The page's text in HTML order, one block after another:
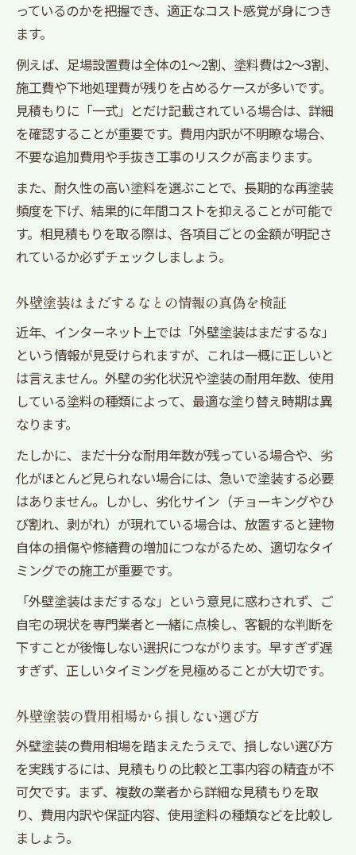
っているのかを把握でき、適正なコスト感覚が身につき
ます。
例えば、足場設置費は全体の1〜2割、塗料費は2〜3割、
施工費や下地処理費が残りを占めるケースが多いです。
見積もりに「一式」とだけ記載されている場合は、詳細
を確認することが重要です。費用内訳が不明瞭な場合、
不要な追加費用や手抜き工事のリスクが高まります。
また、耐久性の高い塗料を選ぶことで、長期的な再塗装
頻度を下げ、結果的に年間コストを抑えることが可能で
す。相見積もりを取る際は、各項目ごとの金額が明記さ
れているか必ずチェックしましょう。
外壁塗装はまだするなとの情報の真偽を検証
近年、インターネット上では「外壁塗装はまだするな」
という情報が見受けられますが、これは一概に正しいと
は言えません。外壁の劣化状況や塗装の耐用年数、使用
している塗料の種類によって、最適な塗り替え時期は異
なります。
たしかに、まだ十分な耐用年数が残っている場合や、劣
化がほとんど見られない場合には、急いで塗装する必要
はありません。しかし、劣化サイン（チョーキングやひ
び割れ、剥がれ）が現れている場合は、放置すると建物
自体の損傷や修繕費の増加につながるため、適切なタイ
ミングでの施工が重要です。
「外壁塗装はまだするな」という意見に惑わされず、ご
自宅の現状を専門業者と一緒に点検し、客観的な判断を
下すことが後悔しない選択につながります。早すぎず遅
すぎず、正しいタイミングを見極めることが大切です。
外壁塗装の費用相場から損しない選び方
外壁塗装の費用相場を踏まえたうえで、損しない選び方
を実践するには、見積もりの比較と工事内容の精査が不
可欠です。まず、複数の業者から詳細な見積もりを取
り、費用内訳や保証内容、使用塗料の種類などを比較し
ましょう。